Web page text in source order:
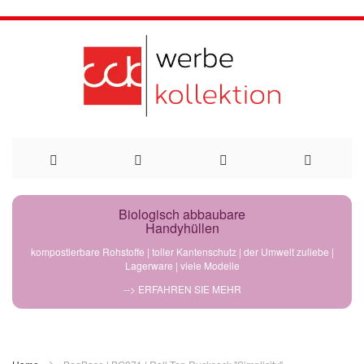
Direkt
Biologisch abbaubare
Handyhüllen
kompostierbare Rohstoffe | toller Kantenschutz | der Umwelt zuliebe |
Lagerware | viele Modelle
--> ERFAHREN SIE MEHR